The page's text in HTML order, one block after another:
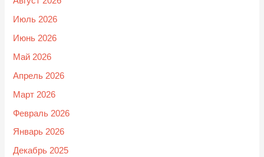
Июль 2026
Июнь 2026
Май 2026
Апрель 2026
Март 2026
Февраль 2026
Январь 2026
Декабрь 2025